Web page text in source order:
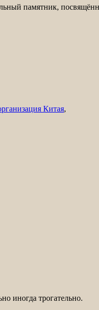
памятник,
Китая,
иногда трогательно.